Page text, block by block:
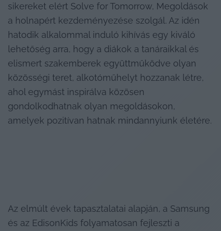
sikereket elért Solve for Tomorrow, Megoldások
a holnapért kezdeményezése szolgál. Az idén
hatodik alkalommal induló kihívás egy kiváló
lehetőség arra, hogy a diákok a tanáraikkal és
elismert szakemberek együttműködve olyan
közösségi teret, alkotóműhelyt hozzanak létre,
ahol egymást inspirálva közösen
gondolkodhatnak olyan megoldásokon,
amelyek pozitívan hatnak mindannyiunk életére.
Az elmúlt évek tapasztalatai alapján, a Samsung
és az EdisonKids folyamatosan fejleszti a